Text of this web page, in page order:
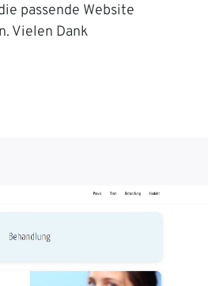
passende Website
Vielen Dank